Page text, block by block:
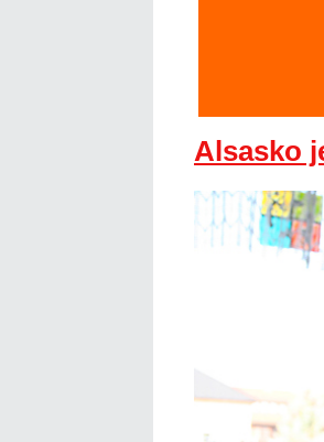
Alsasko